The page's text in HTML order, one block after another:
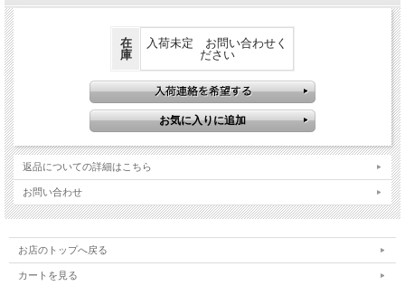
在
庫
入荷未定 お問い合わせく
ださい
返品についての詳細はこちら
お問い合わせ
お店のトップへ戻る
カートを見る